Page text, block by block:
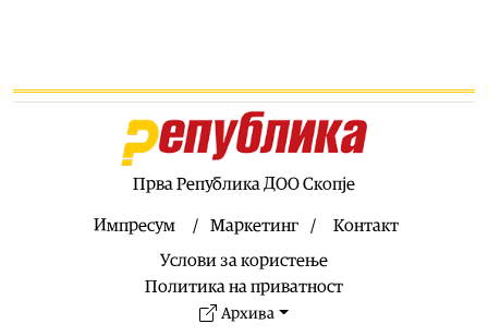
Кујнски тефтер|Подзаборавени јадења од нашите баби
– белмуш, мачкало…
Со Ал Пачино на пакетчкињата дрога фатени
10.08.2026
Нивото на Дунав расте, Унгарија ја рестартира
втората турбина во нуклеарката „Пакш“
Прва Република ДОО Скопје
Импресум Маркетинг
Контакт
Услови за користење
Политика на приватност
Архива